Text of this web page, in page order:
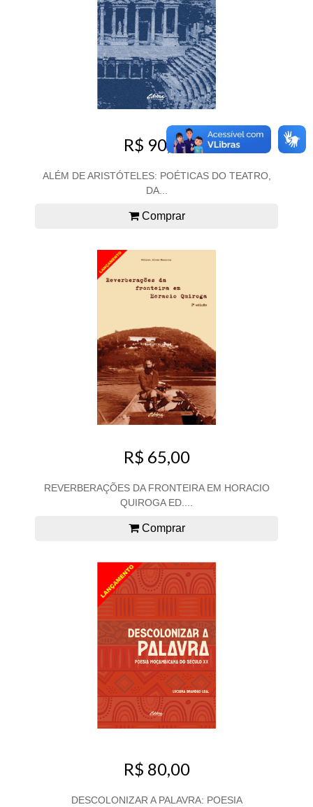
R$ 90,00
ALÉM DE ARISTÓTELES: POÉTICAS DO TEATRO,
DA...
Comprar
R$ 65,00
REVERBERAÇÕES DA FRONTEIRA EM HORACIO
QUIROGA ED....
Comprar
R$ 80,00
DESCOLONIZAR A PALAVRA: POESIA